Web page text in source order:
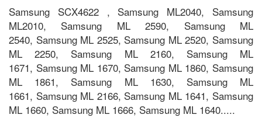
Samsung SCX4622 , Samsung ML2040, Samsung
ML2010, Samsung ML 2590, Samsung ML
2540, Samsung ML 2525, Samsung ML 2520, Samsung
ML 2250, Samsung ML 2160, Samsung ML
1671, Samsung ML 1670, Samsung ML 1860, Samsung
ML 1861, Samsung ML 1630, Samsung ML
1661, Samsung ML 2166, Samsung ML 1641, Samsung
ML 1660, Samsung ML 1666, Samsung ML 1640.....